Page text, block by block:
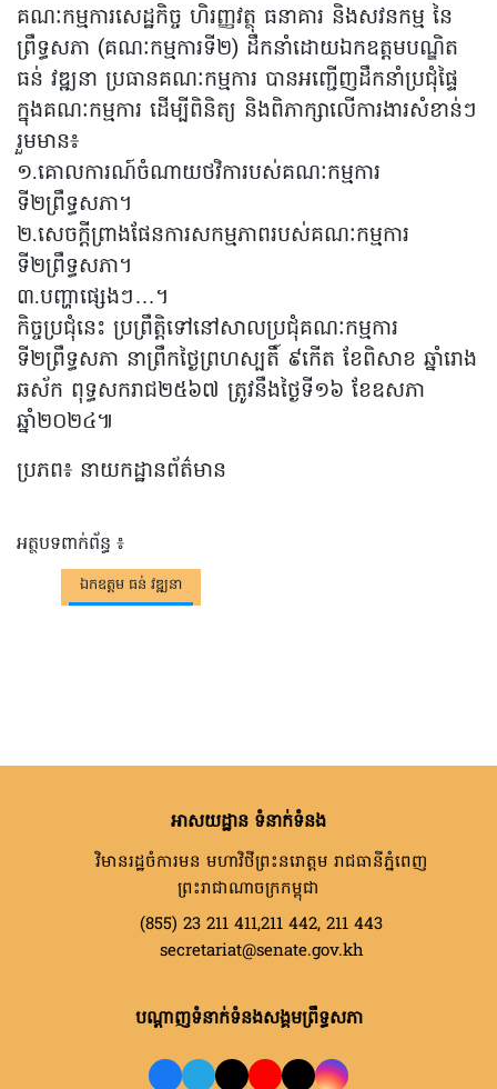
គណៈកម្មការសេដ្ឋកិច្ច ហិរញ្ញវត្ថុ ធនាគារ និងសវនកម្ម នៃ
ព្រឹទ្ធសភា (គណៈកម្មការទី២) ដឹកនាំដោយឯកឧត្តមបណ្ឌិត
ធន់ វឌ្ឍនា ប្រធានគណៈកម្មការ បានអញ្ជើញដឹកនាំប្រជុំផ្ទៃ
ក្នុងគណៈកម្មការ ដើម្បីពិនិត្យ និងពិភាក្សាលើការងារសំខាន់ៗ
រួមមាន៖
១.គោលការណ៍ចំណាយថវិការបស់គណៈកម្មការ
ទី២ព្រឹទ្ធសភា។
២.សេចក្តីព្រាងផែនការសកម្មភាពរបស់គណៈកម្មការ
ទី២ព្រឹទ្ធសភា។
៣.បញ្ហាផ្សេងៗ…។
កិច្ចប្រជុំនេះ ប្រព្រឹត្តិទៅនៅសាលប្រជុំគណៈកម្មការ
ទី២ព្រឹទ្ធសភា នាព្រឹកថ្ងៃព្រហស្បតិ៍ ៩កើត ខែពិសាខ ឆ្នាំរោង
ឆស័ក ពុទ្ធសករាជ២៥៦៧ ត្រូវនឹងថ្ងៃទី១៦ ខែឧសភា
ឆ្នាំ២០២៤៕
ប្រភព៖ នាយកដ្ឋានព័ត៌មាន
អត្ថបទពាក់ព័ន្ធ ៖
ឯកឧត្តម ធន់ វឌ្ឍនា
អាសយដ្ឋាន ទំនាក់ទំនង
វិមានរដ្ឋចំការមន មហាវិថីព្រះនរោត្តម រាជធានីភ្នំពេញ
ព្រះរាជាណាចក្រកម្ពុជា
(855) 23 211 411,211 442, 211 443
secretariat@senate.gov.kh
បណ្តាញទំនាក់ទំនងសង្គមព្រឹទ្ធសភា